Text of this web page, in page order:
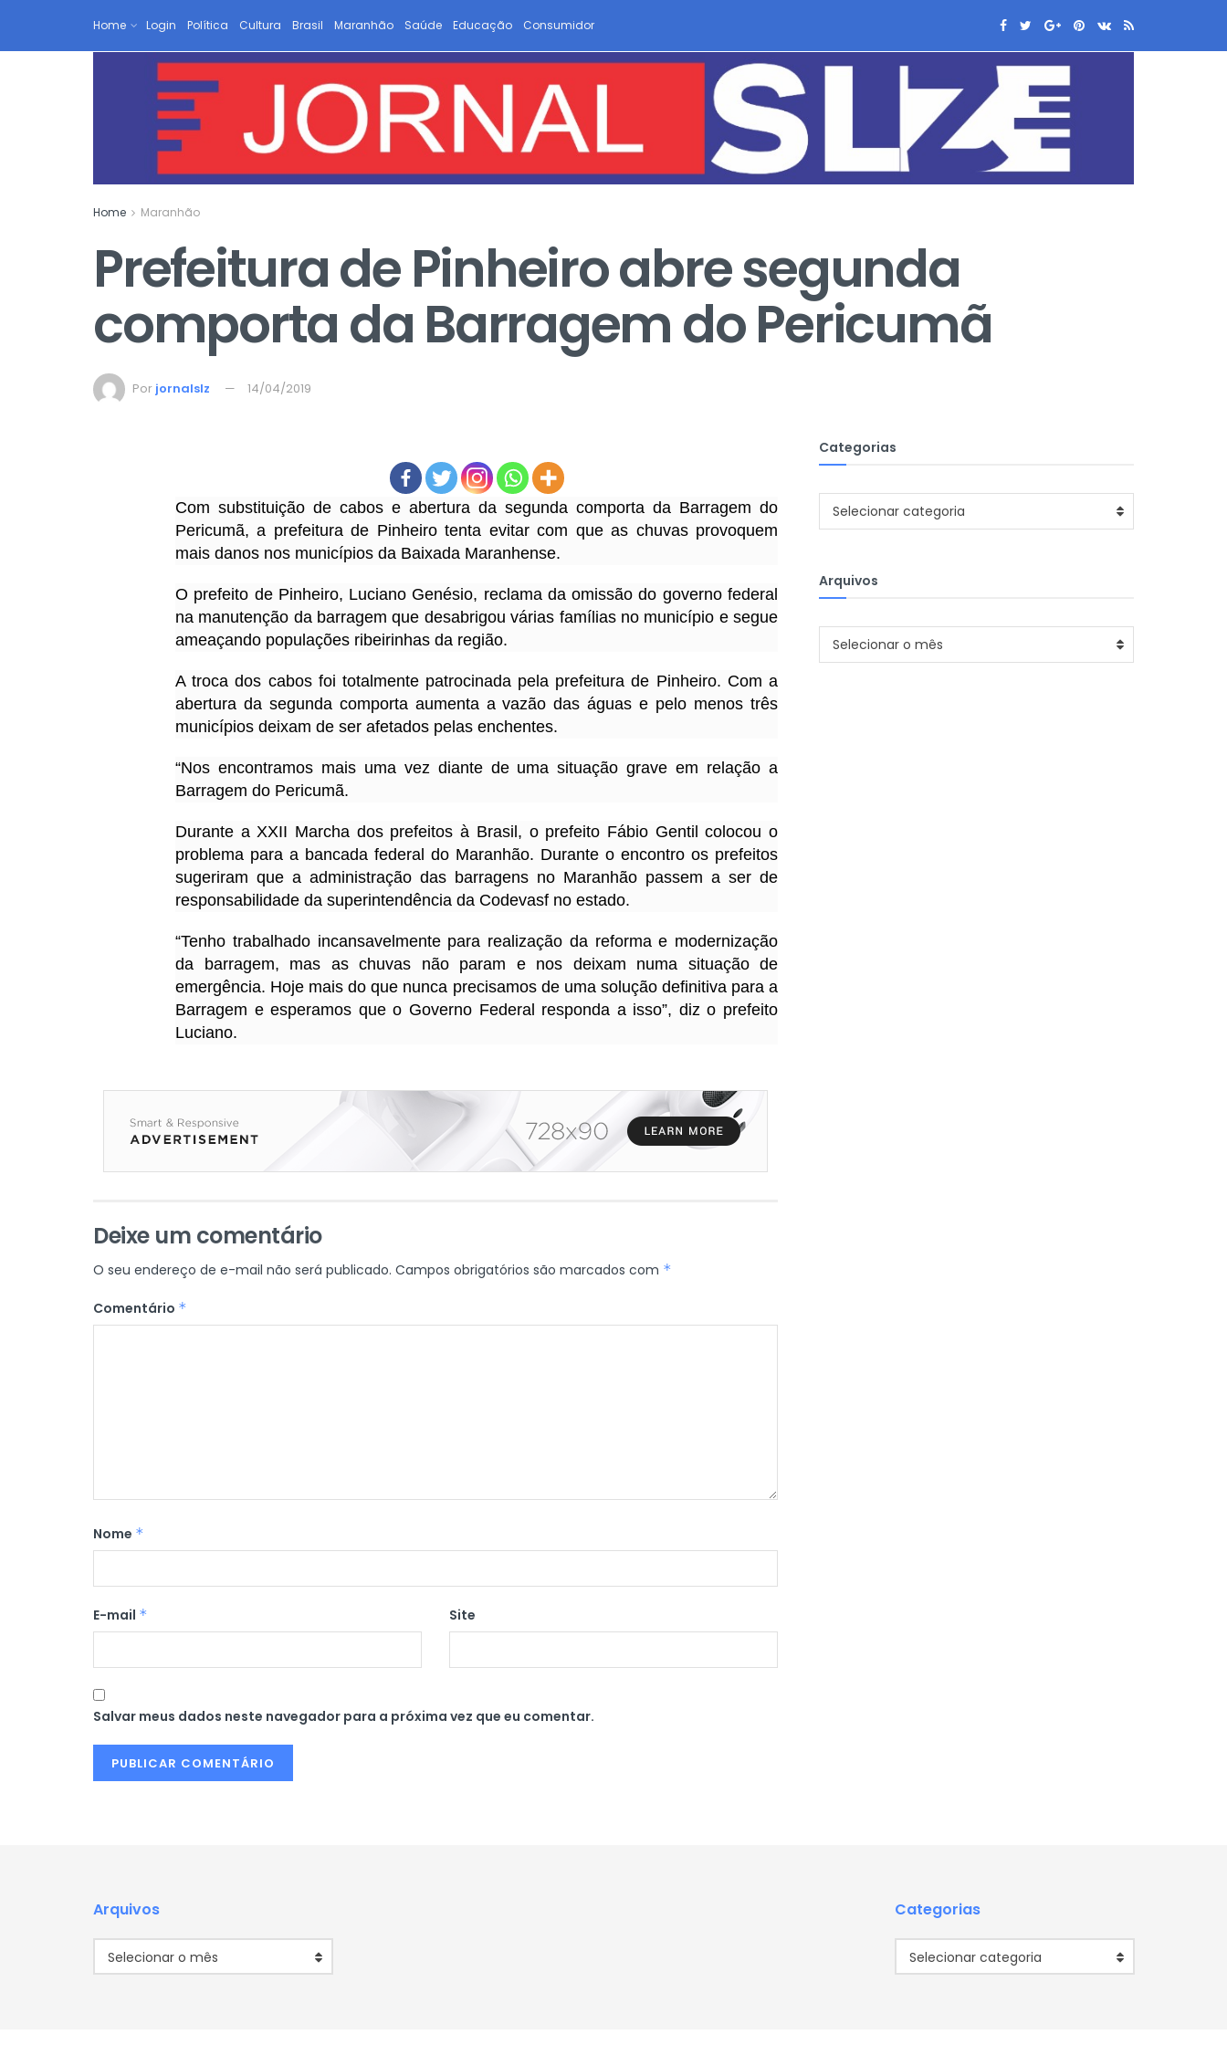
Home Login Política Cultura Brasil Maranhão Saúde Educação Consumidor
Home Maranhão
Prefeitura de Pinheiro abre segunda
comporta da Barragem do Pericumã
Por jornalslz 14/04/2019
Com substituição de cabos e abertura da segunda comporta da Barragem do
Pericumã, a prefeitura de Pinheiro tenta evitar com que as chuvas provoquem
mais danos nos municípios da Baixada Maranhense.
O prefeito de Pinheiro, Luciano Genésio, reclama da omissão do governo federal
na manutenção da barragem que desabrigou várias famílias no município e segue
ameaçando populações ribeirinhas da região.
A troca dos cabos foi totalmente patrocinada pela prefeitura de Pinheiro. Com a
abertura da segunda comporta aumenta a vazão das águas e pelo menos três
municípios deixam de ser afetados pelas enchentes.
“Nos encontramos mais uma vez diante de uma situação grave em relação a
Barragem do Pericumã.
Durante a XXII Marcha dos prefeitos à Brasil, o prefeito Fábio Gentil colocou o
problema para a bancada federal do Maranhão. Durante o encontro os prefeitos
sugeriram que a administração das barragens no Maranhão passem a ser de
responsabilidade da superintendência da Codevasf no estado.
“Tenho trabalhado incansavelmente para realização da reforma e modernização
da barragem, mas as chuvas não param e nos deixam numa situação de
emergência. Hoje mais do que nunca precisamos de uma solução definitiva para a
Barragem e esperamos que o Governo Federal responda a isso”, diz o prefeito
Luciano.
Deixe um comentário
O seu endereço de e-mail não será publicado. Campos obrigatórios são marcados com *
Comentário *
Nome *
E-mail * Site
Salvar meus dados neste navegador para a próxima vez que eu comentar.
Categorias
Categorias
Selecionar categoria
Arquivos
Arquivos
Selecionar o mês
Arquivos
Selecionar o mês
Categorias
Selecionar categoria